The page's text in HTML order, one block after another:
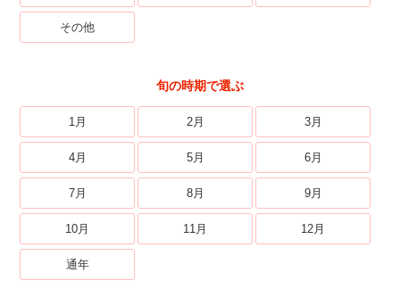
その他
旬の時期で選ぶ
1月 2月 3月
4月 5月 6月
7月 8月 9月
10月 11月 12月
通年